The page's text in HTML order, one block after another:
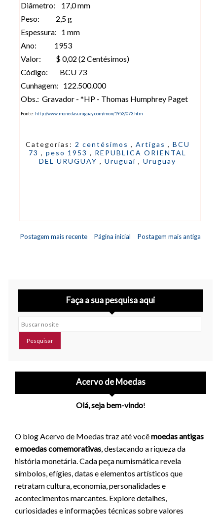
Diâmetro: 17,0 mm
Peso: 2,5 g
Espessura: 1 mm
Ano: 1953
Valor: $ 0,02 (2 Centésimos)
Código: BCU 73
Cunhagem: 122.500.000
Obs.: Gravador - *HP - Thomas Humphrey Paget
Fonte: http://www.monedasuruguay.com/mon/1953/073.htm
Categorias: 2 centésimos , Artigas , BCU
73 , peso 1953 , REPUBLICA ORIENTAL
DEL URUGUAY , Uruguai , Uruguay
Postagem mais recente Postagem mais antiga
Página inicial
Faça a sua pesquisa aqui
Buscar no site
Acervo de Moedas
Olá, seja bem-vindo!
O blog Acervo de Moedas traz até vocêmoedas antigas
e moedas comemorativas, destacando a riqueza da
história monetária. Cada peça numismática revela
símbolos, efígies, datas e elementos artísticos que
retratam cultura, economia, personalidades e
acontecimentos marcantes. Explore detalhes,
curiosidades e informações técnicas sobre valores